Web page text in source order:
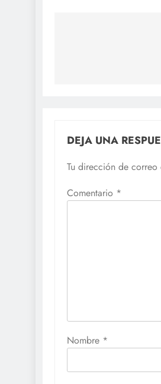
DEJA UNA
Tu dirección de
Comentario *
Nombre *